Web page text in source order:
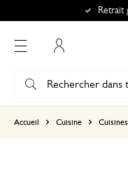
Retrait
Accueil Cuisine